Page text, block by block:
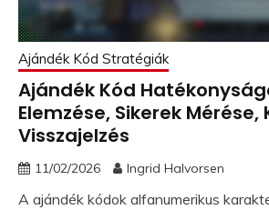
Ajándék Kód Stratégiák
Ajándék Kód
Elemzése, Sikerek Mérése,
Visszajelzés
11/02/2026 Ingrid Halvorsen
A ajándék kódok alfanumerikus